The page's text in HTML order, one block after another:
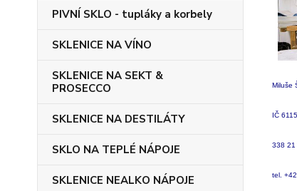
PIVNÍ SKLO - tupláky a korbely
SKLENICE NA VÍNO
SKLENICE NA SEKT &
PROSECCO
SKLENICE NA DESTILÁTY
SKLO NA TEPLÉ NÁPOJE
SKLENICE NEALKO NÁPOJE
Miluše
IČ
338 21
tel.